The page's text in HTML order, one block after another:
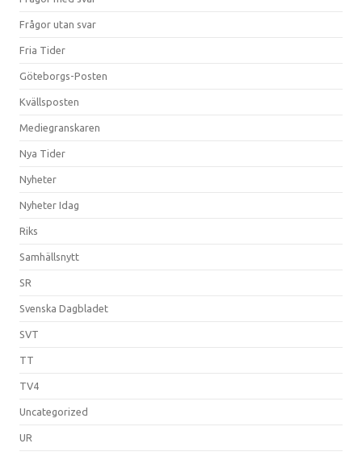
Frågor utan svar
Fria Tider
Göteborgs-Posten
Kvällsposten
Mediegranskaren
Nya Tider
Nyheter
Nyheter Idag
Riks
Samhällsnytt
SR
Svenska Dagbladet
SVT
TT
TV4
Uncategorized
UR